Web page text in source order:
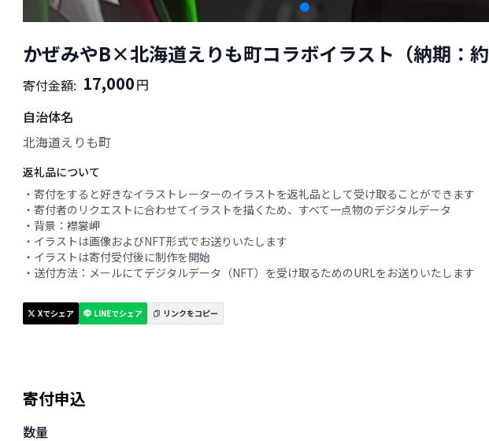
かぜみやB×北海道えりも町コラボイラスト（納期：
寄付金額: 17,000円
自治体名
北海道えりも町
返礼品について
・寄付をすると好きなイラストレーターのイラストを返礼品として受け取ることができます
・寄付者のリクエストに合わせてイラストを描くため、すべて一点物のデジタルデータ
・背景：襟裳岬
・イラストは画像およびNFT形式でお送りいたします
・イラストは寄付受付後に制作を開始
・送付方法：メールにてデジタルデータ（NFT）を受け取るためのURLをお送りいたします
Xでシェア LINEでシェア リンクをコピー
寄付申込
数量